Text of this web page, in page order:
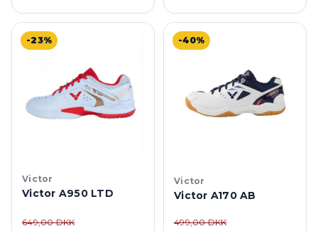
-23%
Victor
Victor A950 LTD
649,00 DKK
-40%
Victor
Victor A170 AB
499,00 DKK